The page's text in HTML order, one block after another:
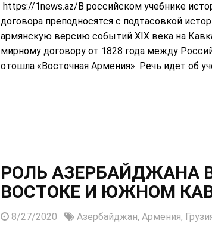
https://1news.az/В российском учебнике
договора преподносятся с подтасовкой
армянскую версию событий XIX века на
мирному договору от 1828 года между
отошла «Восточная Армения». Речь идет об
РОЛЬ АЗЕРБАЙДЖАНА
ВОСТОКЕ И ЮЖНОМ
8/27/2020 Азербайджан, Армения,